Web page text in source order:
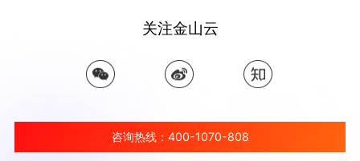
关注金山云
咨询热线：400-1070-808